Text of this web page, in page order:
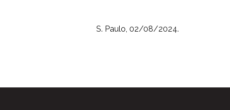
S. Paulo, 02/08/2024.